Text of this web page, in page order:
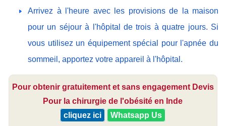
Arrivez à l'heure avec les provisions de la maison
pour un séjour à l'hôpital de trois à quatre jours. Si
vous utilisez un équipement spécial pour l'apnée du
sommeil, apportez votre appareil à l'hôpital.
Pour obtenir gratuitement et sans engagement Devis
Pour la chirurgie de l'obésité en Inde
cliquez ici
Whatsapp Us